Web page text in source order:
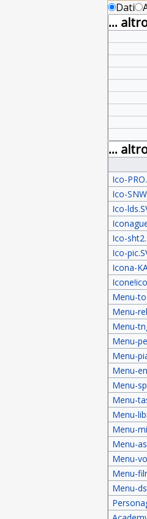
Dati
...
...
Ico-
Ico-
Ico-
Ico-
Ico-
Icona-
Menu-
Menu-
Menu-
Menu-
Menu-
Menu-
Menu-
Menu-
Menu-
Menu-
Menu-
Menu-
Menu-
Menu-